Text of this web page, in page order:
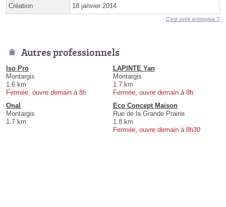
Création 18 janvier 2014
C'est votre entreprise ?
Autres professionnels
Iso Pro
Montargis
1.6 km
Fermée, ouvre demain à 8h
LAPINTE Yan
Montargis
1.7 km
Fermée, ouvre demain à 8h
Onal
Montargis
1.7 km
Eco Concept Maison
Rue de la Grande Prairie
1.8 km
Fermée, ouvre demain à 8h30